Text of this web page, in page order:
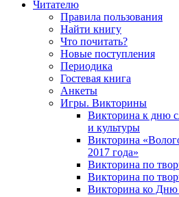
Читателю
Правила пользования
Найти книгу
Что почитать?
Новые поступления
Периодика
Гостевая книга
Анкеты
Игры. Викторины
Викторина к дню
и культуры
Викторина
2017 года»
Викторина по
Викторина по
Викторина ко Дню